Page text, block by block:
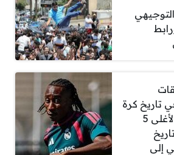
5 صفقات
تاريخ كرة
القدم أرقام فلكية لأغلى 5
إلى